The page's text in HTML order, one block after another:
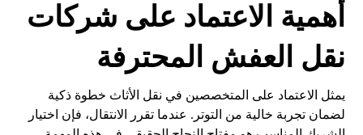
أهمية الاعتماد على شركات
نقل العفش المحترفة
يمثل الاعتماد على المتخصصين في نقل الأثاث خطوة ذكية
لضمان تجربة خالية من التوتر. عندما تقرر الانتقال، فإن اختيار